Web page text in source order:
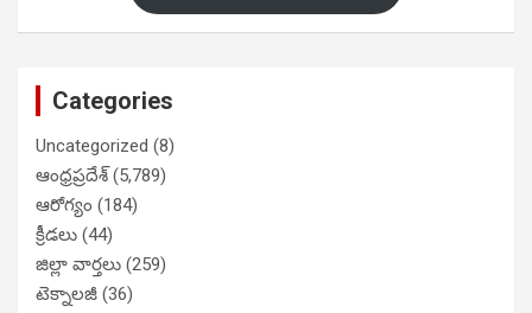
Categories
Uncategorized (8)
ఆంధ్రప్రదేశ్(5,789)
ఆరోగ్యం (184)
క్రీడలు (44)
జిల్లా వార్తలు (259)
టెక్నాలజీ (36)